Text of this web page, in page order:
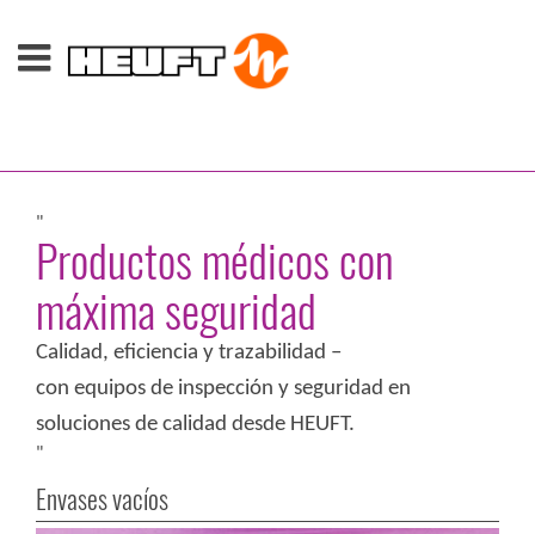
"
Productos médicos con
máxima seguridad
Calidad, eficiencia y trazabilidad –
con equipos de inspección y seguridad en
soluciones de calidad desde HEUFT.
"
Envases vacíos